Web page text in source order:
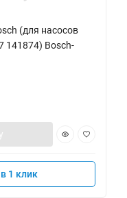
(для насосов
141874) Bosch-
1 клик